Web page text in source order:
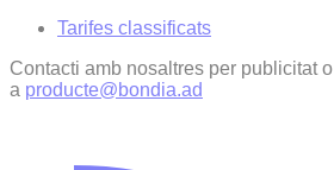
Tarifes classificats
Contacti amb nosaltres per publicitat
a producte@bondia.ad